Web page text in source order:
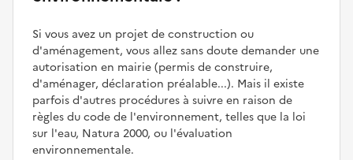
Si vous avez un projet de construction ou
d'aménagement, vous allez sans doute demander une
autorisation en mairie (permis de construire,
d'aménager, déclaration préalable...). Mais il existe
parfois d'autres procédures à suivre en raison de
règles du code de l'environnement, telles que la loi
sur l'eau, Natura 2000, ou l'évaluation
environnementale.